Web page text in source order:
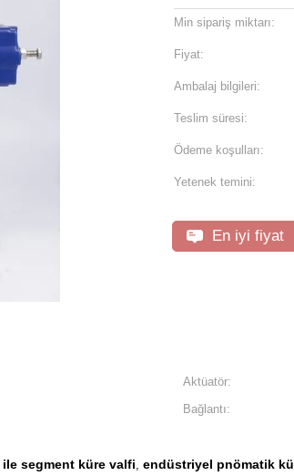
Min sipariş miktarı:
Fiyat:
Ambalaj bilgileri:
Teslim süresi:
Ödeme koşulları:
Yetenek temini:
En iyi fiyat
Aktüatör:
Bağlantı:
ile segment küre valfi, endüstriyel pnömatik